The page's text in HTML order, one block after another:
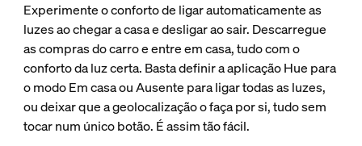
Experimente o conforto de ligar automaticamente as
luzes ao chegar a casa e desligar ao sair. Descarregue
as compras do carro e entre em casa, tudo com o
conforto da luz certa. Basta definir a aplicação Hue para
o modo Em casa ou Ausente para ligar todas as luzes,
ou deixar que a geolocalização o faça por si, tudo sem
tocar num único botão. É assim tão fácil.